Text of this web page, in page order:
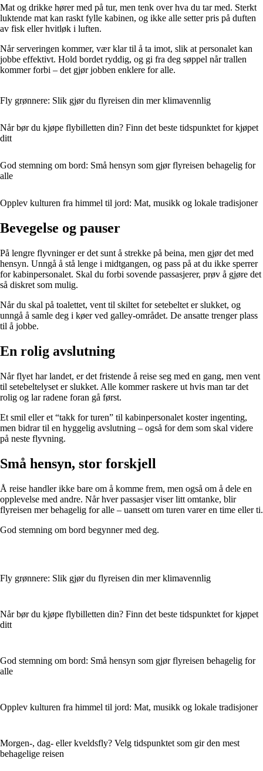
Mat og drikke hører med på tur, men tenk over hva du tar med. Sterkt
luktende mat kan raskt fylle kabinen, og ikke alle setter pris på duften
av fisk eller hvitløk i luften.
Når serveringen kommer, vær klar til å ta imot, slik at personalet kan
jobbe effektivt. Hold bordet ryddig, og gi fra deg søppel når trallen
kommer forbi – det gjør jobben enklere for alle.
Fly grønnere: Slik gjør du flyreisen din mer klimavennlig
Når bør du kjøpe flybilletten din? Finn det beste tidspunktet for kjøpet
ditt
God stemning om bord: Små hensyn som gjør flyreisen behagelig for
alle
Opplev kulturen fra himmel til jord: Mat, musikk og lokale tradisjoner
Bevegelse og pauser
På lengre flyvninger er det sunt å strekke på beina, men gjør det med
hensyn. Unngå å stå lenge i midtgangen, og pass på at du ikke sperrer
for kabinpersonalet. Skal du forbi sovende passasjerer, prøv å gjøre det
så diskret som mulig.
Når du skal på toalettet, vent til skiltet for setebeltet er slukket, og
unngå å samle deg i køer ved galley-området. De ansatte trenger plass
til å jobbe.
En rolig avslutning
Når flyet har landet, er det fristende å reise seg med en gang, men vent
til setebeltelyset er slukket. Alle kommer raskere ut hvis man tar det
rolig og lar radene foran gå først.
Et smil eller et “takk for turen” til kabinpersonalet koster ingenting,
men bidrar til en hyggelig avslutning – også for dem som skal videre
på neste flyvning.
Små hensyn, stor forskjell
Å reise handler ikke bare om å komme frem, men også om å dele en
opplevelse med andre. Når hver passasjer viser litt omtanke, blir
flyreisen mer behagelig for alle – uansett om turen varer en time eller ti.
God stemning om bord begynner med deg.
Fly grønnere: Slik gjør du flyreisen din mer klimavennlig
Når bør du kjøpe flybilletten din? Finn det beste tidspunktet for kjøpet
ditt
God stemning om bord: Små hensyn som gjør flyreisen behagelig for
alle
Opplev kulturen fra himmel til jord: Mat, musikk og lokale tradisjoner
Morgen-, dag- eller kveldsfly? Velg tidspunktet som gir den mest
behagelige reisen